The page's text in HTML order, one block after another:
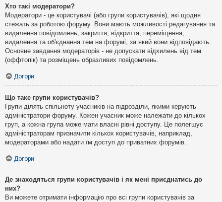
Хто такі модератори?
Модератори - це користувачі (або групи користувачів), які щодня
стежать за роботою форуму. Вони мають можливості редагування та
видалення повідомлень, закриття, відкриття, переміщення,
видалення та об'єднання тем на форумі, за який вони відповідають.
Основне завдання модераторів - не допускати відхилень від тем
(оффтопік) та розміщень образливих повідомлень.
Догори
Що таке групи користувачів?
Групи ділять спільноту учасників на підрозділи, якими керують
адміністратори форуму. Кожен учасник може належати до кількох
груп, а кожна група може мати власні рівні доступу. Це полегшує
адміністраторам призначити кількох користувачів, наприклад,
модераторами або надати їм доступ до приватних форумів.
Догори
Де знаходяться групи користувачів і як мені приєднатись до
них?
Ви можете отримати інформацію про всі групи користувачів за